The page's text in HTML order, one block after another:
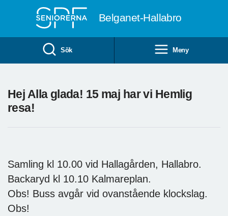
Belganet-Hallabro
Sök Meny
Hej Alla glada! 15 maj har vi Hemlig
resa!
Samling kl 10.00 vid Hallagården, Hallabro.
Backaryd kl 10.10 Kalmareplan.
Obs! Buss avgår vid ovanstående klockslag.
Obs!